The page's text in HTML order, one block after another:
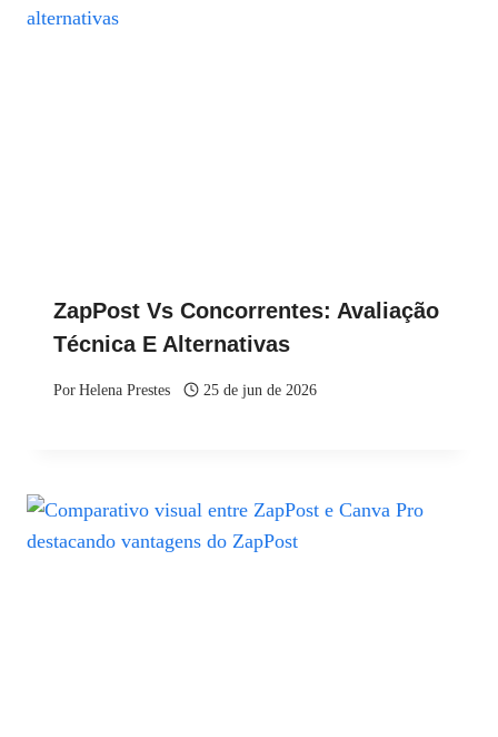
ZapPost Vs Concorrentes: Avaliação
Técnica E Alternativas
PorHelena Prestes 25 de jun de 2026